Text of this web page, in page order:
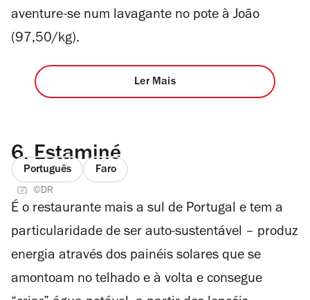
aventure-se num lavagante no pote à João
(97,50/kg).
Ler Mais
6. Estaminé
Português Faro
©DR
É o restaurante mais a sul de Portugal e tem a
particularidade de ser auto-sustentável – produz
energia através dos painéis solares que se
amontoam no telhado e à volta e consegue